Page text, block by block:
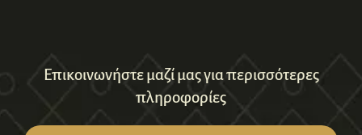
Επικοινωνήστε μαζί μας για περισσότερες
πληροφορίες